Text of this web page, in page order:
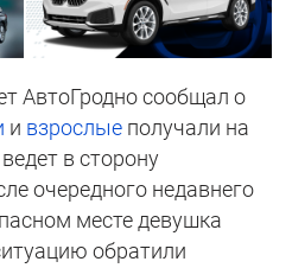
АвтоГродно сообщал о
и взрослые получали на
в сторону
очередного недавнего
месте девушка
обратили